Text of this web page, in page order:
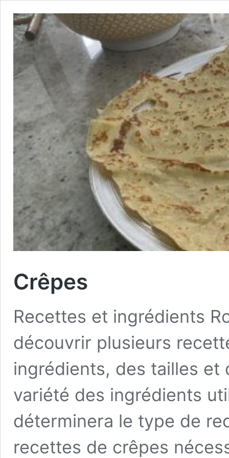
Crêpes
Recettes et ingrédients
découvrir plusieurs
ingrédients, des tailles et
variété des ingrédients
déterminera le type de
recettes de crêpes